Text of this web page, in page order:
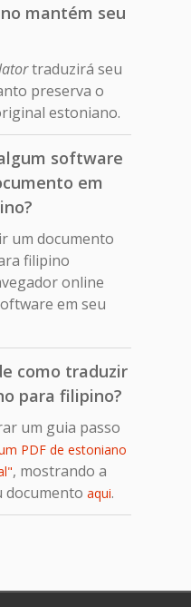
mantém seu
traduzirá seu
preserva o
estoniano.
software
em
um documento
filipino
online
em seu
como traduzir
para filipino?
um guia passo
PDF de estoniano
, mostrando a
documento aqui.